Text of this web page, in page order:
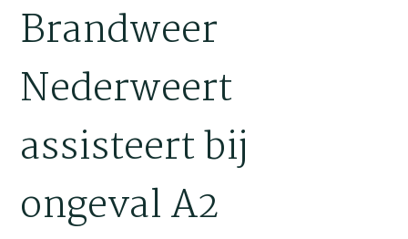
Brandweer
Nederweert
assisteert bij
ongeval A2